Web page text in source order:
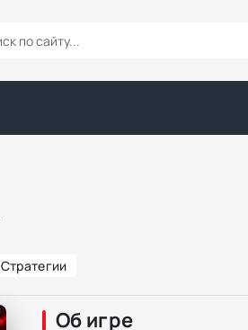
Стратегии
Об игре